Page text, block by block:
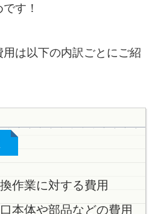
す！
は以下の内訳ごとにご紹
作業に対する費用
本体や部品などの費用